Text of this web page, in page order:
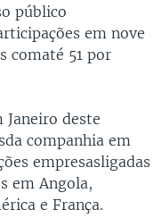
público
em nove
comaté 51 por
deste
companhia em
empresasligadas
em Angola,
e França.